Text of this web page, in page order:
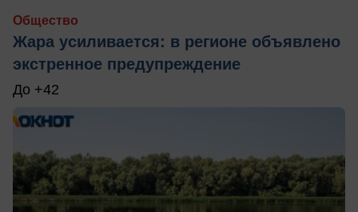
Общество
Жара усиливается: в регионе объявлено
экстренное предупреждение
До +42